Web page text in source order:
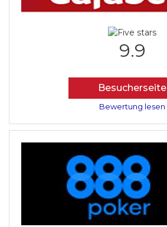
9.9
Besucherseite
Bewertung lesen